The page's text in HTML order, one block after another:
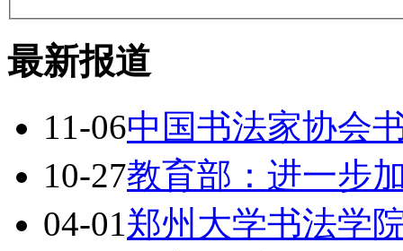
最新报道
11-06中国书法家协会
10-27教育部：进一步
04-01郑州大学书法学